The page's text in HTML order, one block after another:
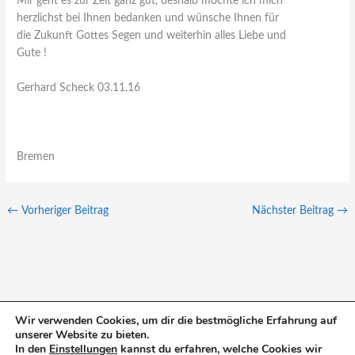
herzlichst bei Ihnen bedanken und wünsche Ihnen für
die Zukunft Gottes Segen und weiterhin alles Liebe und
Gute !
Gerhard Scheck 03.11.16
Bremen
← Vorheriger Beitrag Nächster Beitrag →
S
Wir verwenden Cookies, um dir die bestmögliche Erfahrung auf
unserer Website zu bieten.
In den Einstellungen kannst du erfahren, welche Cookies wir